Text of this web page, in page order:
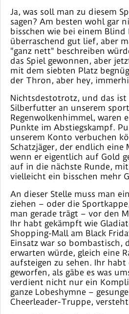
Ja, was soll man zu diesem
sagen? Am besten wohl gar
bisschen wie bei einem Blind
überraschend gut lief, aber
"ganz nett" beschreiben
das Spiel gewonnen, aber
mit dem siebten Platz
der Thron, aber hey,
Nichtsdestotrotz, und das ist
Silberfutter an unserem
Regenwolkenhimmel, waren
Punkte im Abstiegskampf.
unserem Konto verbuchen
Schatzjäger, der endlich eine
wenn er eigentlich auf Gold
auf in die nächste Runde,
vielleicht ein bisschen mehr
An dieser Stelle muss man
ziehen – oder die
man gerade trägt – vor den
Ihr habt gekämpft wie
Shopping-Mall am Black
Einsatz war so bombastisch,
erwarten würde, gleich eine
aufsteigen zu sehen. Ihr
geworfen, als gäbe es was
verdient nicht nur ein
ganze Lobeshymne –
Cheerleader-Truppe,